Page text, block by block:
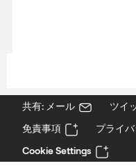
共有: メール
ツイ
免責事項
プライ
Cookie Settings